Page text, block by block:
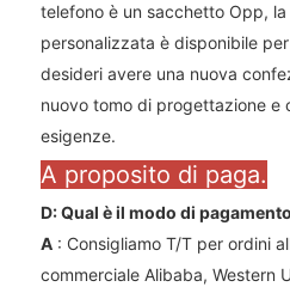
telefono è un sacchetto Opp,
personalizzata è disponibile
desideri avere una nuova
nuovo tomo di progettazione e
esigenze.
A proposito di paga.
D: Qual è il modo di
A : Consigliamo T/T per ordini
commerciale Alibaba, Western